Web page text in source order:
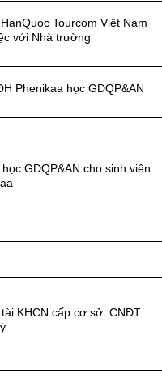
Tourcom Việt Nam
với Nhà trường
Phenikaa học GDQP&AN
GDQP&AN cho sinh viên
KHCN cấp cơ sở: CNĐT.